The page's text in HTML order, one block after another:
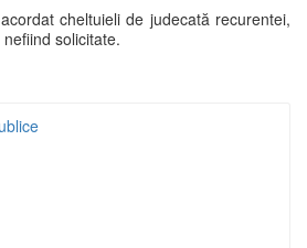
cheltuieli de judecată recurentei,
solicitate.